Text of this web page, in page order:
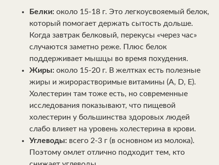
Белки: около 15-18 г. Это легкоусвояемый белок,
который помогает держать сытость дольше.
Когда завтрак белковый, перекусы «через час»
случаются заметно реже. Плюс белок
поддерживает мышцы во время похудения.
Жиры: около 15-20 г. В желтках есть полезные
жиры и жирорастворимые витамины (A, D, E).
Холестерин там тоже есть, но современные
исследования показывают, что пищевой
холестерин у большинства здоровых людей
слабо влияет на уровень холестерина в крови.
Углеводы: всего 2-3 г (в основном из молока).
Поэтому омлет отлично подходит тем, кто